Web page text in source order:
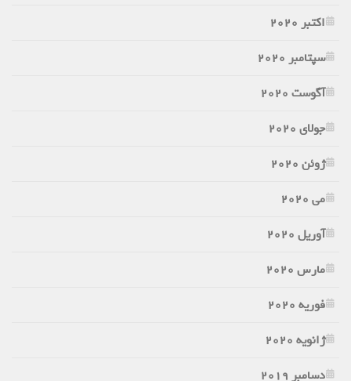
اکتبر 2020
سپتامبر 2020
آگوست 2020
جولای 2020
ژوئن 2020
می 2020
آوریل 2020
مارس 2020
فوریه 2020
ژانویه 2020
دسامبر 2019